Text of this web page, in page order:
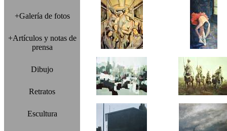
+Galería de fotos
+Artículos y notas de
prensa
Dibujo
Retratos
Escultura